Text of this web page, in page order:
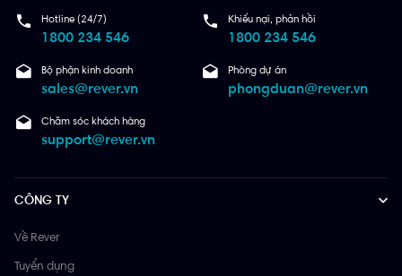
Hotline (24/7)
1800 234 546
Khiếu nại, phản hồi
1800 234 546
Bộ phận kinh doanh
sales@rever.vn
Phòng dự án
phongduan@rever.vn
Chăm sóc khách hàng
support@rever.vn
CÔNG TY
Về Rever
Tuyển dụng